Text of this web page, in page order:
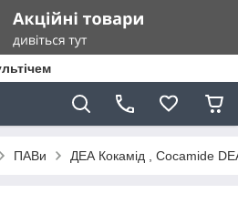
ПАВи ДЕА Кокамід , Cocamide